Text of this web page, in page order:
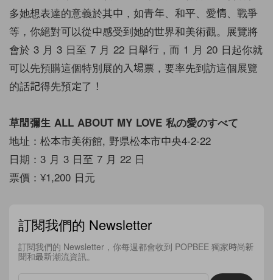
多她想表達的意義於其中，如青年、和平、愛情、戰爭
等，你絕對可以從中感受到她的世界和美術觀。展覽將
會於 3 月 3 日至 7 月 22 日舉行，而 1 月 20 日起你就
可以先預購這個特別展的入場票，要率先到訪這個展覽
的話記得先預定了！
草間彌生 ALL ABOUT MY LOVE 私の愛のすべて
地址：松本市美術館, 野県松本市中央4-2-22
日期：3 月 3 日至 7 月 22 日
票價：¥1,200 日元
訂閱我們的 Newsletter
訂閱我們的 Newsletter，你每週都會收到 POPBEE 獨家時尚新
聞和最新潮流資訊。